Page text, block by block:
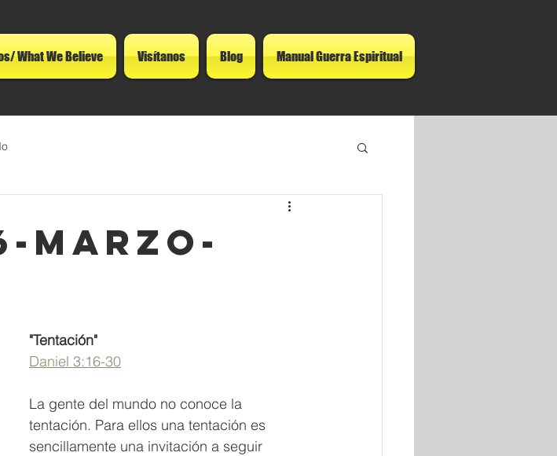
What We Believe Visítanos Blog Manual Guerra Espiritual
MARZO-
"Tentación"
Daniel 3:16-30
La gente del mundo no conoce la
tentación. Para ellos una tentación es
sencillamente una invitación a seguir